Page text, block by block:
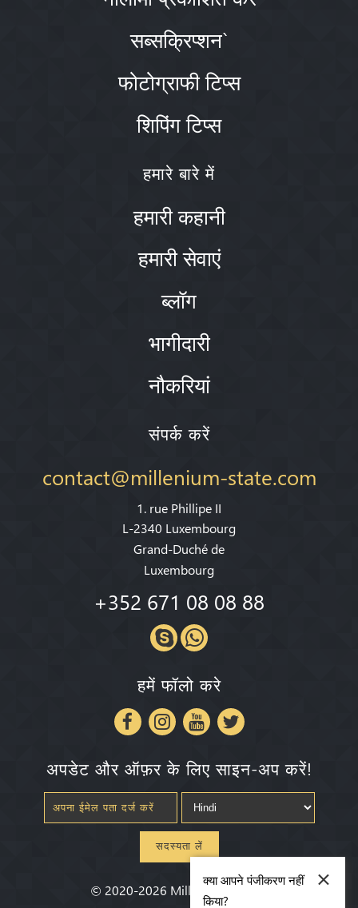
सब्सक्रिप्शन`
फोटोग्राफी टिप्स
शिपिंग टिप्स
हमारे बारे में
हमारी कहानी
हमारी सेवाएं
ब्लॉग
भागीदारी
नौकरियां
संपर्क करें
contact@millenium-state.com
1. rue Phillipe II
L-2340 Luxembourg
Grand-Duché de
Luxembourg
+352 671 08 08 88
हमें फॉलो करे
अपडेट और ऑफ़र के लिए साइन-अप करें!
सदस्यता लें
© 2020-2026 Millenium State® ×
क्या आपने पंजीकरण नहीं
किया?